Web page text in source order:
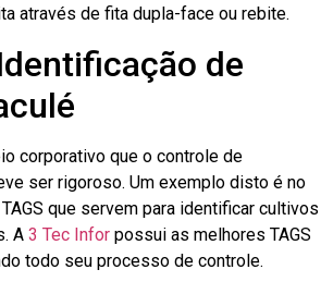
através de fita dupla-face ou rebite.
de
corporativo que o controle de
ser rigoroso. Um exemplo disto é no
que servem para identificar cultivos
A 3 Tec Infor possui as melhores TAGS
todo seu processo de controle.